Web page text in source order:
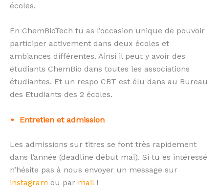
écoles.
En ChemBioTech tu as l’occasion unique de pouvoir
participer activement dans deux écoles et
ambiances différentes. Ainsi il peut y avoir des
étudiants ChemBio dans toutes les associations
étudiantes. Et un respo CBT est élu dans au Bureau
des Etudiants des 2 écoles.
Entretien et admission
Les admissions sur titres se font très rapidement
dans l’année (deadline début mai). Si tu es intéressé
n’hésite pas à nous envoyer un message sur
instagram ou par mail!